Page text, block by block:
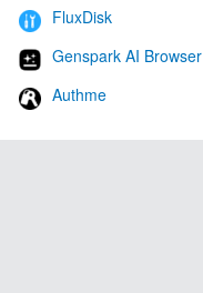
FluxDisk
Genspark AI Browser
Authme